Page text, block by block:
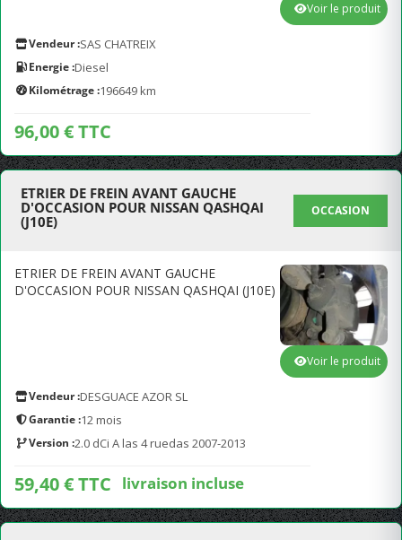
Vendeur :SAS CHATREIX
Energie :Diesel
Kilométrage :196649 km
96,00 € TTC
Voir le produit
ETRIER DE FREIN AVANT GAUCHE
D'OCCASION POUR NISSAN QASHQAI
(J10E)
OCCASION
ETRIER DE FREIN AVANT GAUCHE
D'OCCASION POUR NISSAN QASHQAI (J10E)
Vendeur :DESGUACE AZOR SL
Garantie :12 mois
Version :2.0 dCi A las 4 ruedas 2007-2013
59,40 € TTC livraison incluse
Voir le produit